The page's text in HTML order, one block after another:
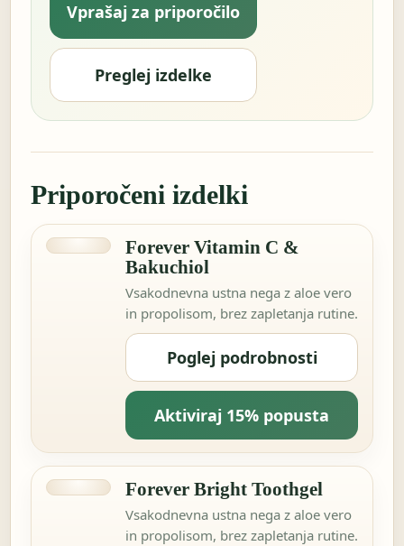
Vprašaj za priporočilo
Preglej izdelke
Priporočeni izdelki
Forever Vitamin C &
Bakuchiol
Vsakodnevna ustna nega z aloe vero
in propolisom, brez zapletanja rutine.
Poglej podrobnosti
Aktiviraj 15% popusta
Forever Bright Toothgel
Vsakodnevna ustna nega z aloe vero
in propolisom, brez zapletanja rutine.